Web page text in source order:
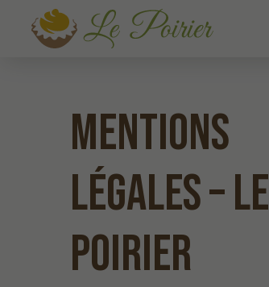
Mentions
légales – LE
POIRIER